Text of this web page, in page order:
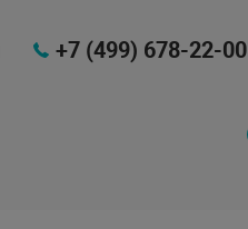
+7 (499) 678-22-00